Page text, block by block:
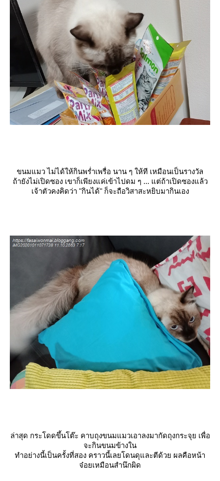
ขนมแมว ไม่ได้ให้กินพร่ำเพรื่อ นาน ๆ ให้ที เหมือนเป็นรางวัล
ถ้ายังไม่เปิดซอง เขาก็เพียงแค่เข้าไปดม ๆ ... แต่ถ้าเปิดซองแล้ว
เจ้าตัวคงคิดว่า "กินได้" ก็จะถือวิสาสะหยิบมากินเอง
ล่าสุด กระโดดขึ้นโต๊ะ คาบถุงขนมแมวเอาลงมากัดถุงกระจุย เพื่อ
จะกินขนมข้างใน
ทำอย่างนี้เป็นครั้งที่สอง คราวนี้เลยโดนดุและตีด้วย ผลคือหน้า
จ๋อยเหมือนสำนึกผิด